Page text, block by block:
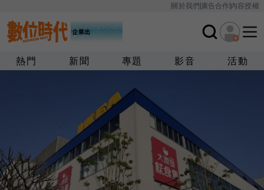
關於我們廣告合作內容授權
熱門 新聞 專題 影音 活動